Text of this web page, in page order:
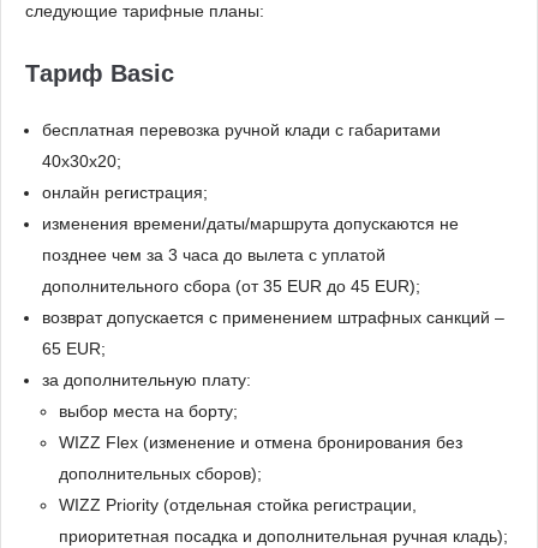
следующие тарифные планы:
Тариф Basic
бесплатная перевозка ручной клади с габаритами
40x30x20;
онлайн регистрация;
изменения времени/даты/маршрута допускаются не
позднее чем за 3 часа до вылета с уплатой
дополнительного сбора (от 35 EUR до 45 EUR);
возврат допускается с применением штрафных санкций –
65 EUR;
за дополнительную плату:
выбор места на борту;
WIZZ Flex (изменение и отмена бронирования без
дополнительных сборов);
WIZZ Priority (отдельная стойка регистрации,
приоритетная посадка и дополнительная ручная кладь);